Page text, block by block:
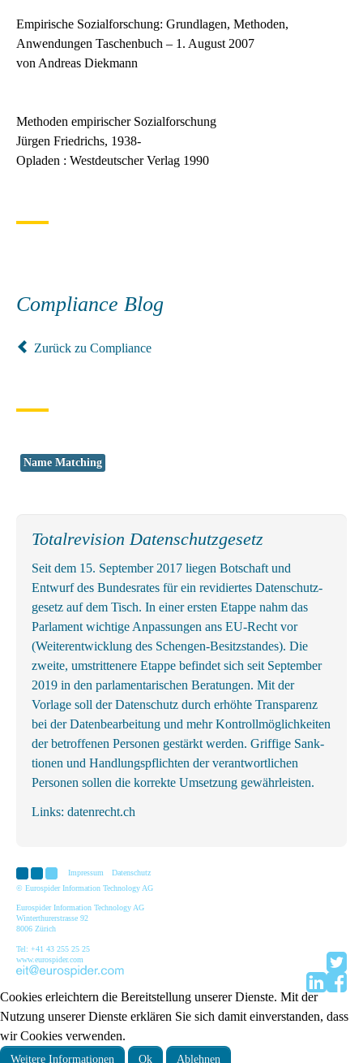
Empirische Sozialforschung: Grundlagen, Methoden,
Anwendungen Taschenbuch – 1. August 2007
von Andreas Diekmann
Methoden empirischer Sozialforschung
Jürgen Friedrichs, 1938-
Opladen : Westdeutscher Verlag 1990
Compliance Blog
Zurück zu Compliance
Name Matching
Totalrevision Datenschutzgesetz
Seit dem 15. September 2017 liegen Botschaft und
Entwurf des Bundes­rates für ein revidiertes Daten­schutz­
gesetz auf dem Tisch. In einer ersten Etappe nahm das
Parlament wichtige An­passungen ans EU-Recht vor
(Weiter­entwicklung des Schengen-Besitz­standes). Die
zweite, um­strittenere Etappe befindet sich seit September
2019 in den parlamentarischen Beratungen. Mit der
Vorlage soll der Datenschutz durch erhöhte Transparenz
bei der Datenbearbeitung und mehr Kontrollmöglichkeiten
der betroffenen Personen gestärkt werden. Griffige Sank­
tionen und Handlungs­pflichten der ver­ant­wortl­ichen
Personen sollen die korrekte Um­setzung gewähr­leisten.
Links: datenrecht.ch
Impressum
Datenschutz
© Eurospider Information Technology AG
Eurospider Information Technology AG
Winterthurerstrasse 92
8006 Zürich
Tel: +41 43 255 25 25
www.eurospider.com
Cookies erleichtern die Bereitstellung unserer Dienste. Mit der
Nutzung unserer Dienste erklären Sie sich damit einverstanden, dass
wir Cookies verwenden.
Weitere Informationen Ok Ablehnen